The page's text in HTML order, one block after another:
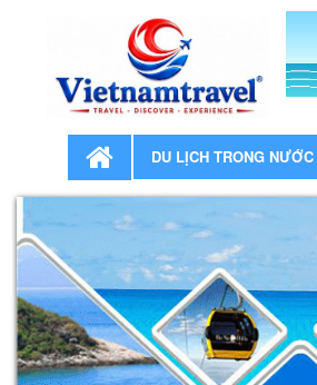
DU LỊCH TRONG NƯỚC